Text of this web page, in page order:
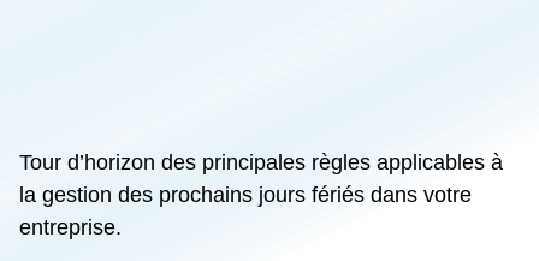
Tour d’horizon des principales règles applicables à
la gestion des prochains jours fériés dans votre
entreprise.